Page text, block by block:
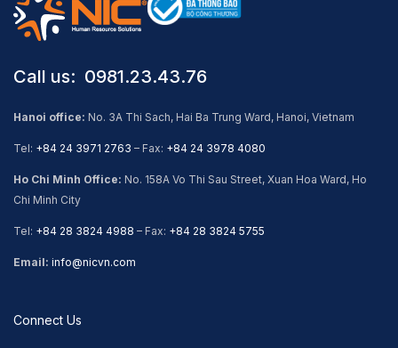
Call us: ​ 0981.23.43.76
Hanoi office: No. 3A Thi Sach, Hai Ba Trung Ward, Hanoi, Vietnam
Tel: +84 24 3971 2763 – Fax: +84 24 3978 4080
Ho Chi Minh Office: No. 158A Vo Thi Sau Street, Xuan Hoa Ward, Ho
Chi Minh City
Tel: +84 28 3824 4988 – Fax: +84 28 3824 5755
Email: info@nicvn.com
Connect Us